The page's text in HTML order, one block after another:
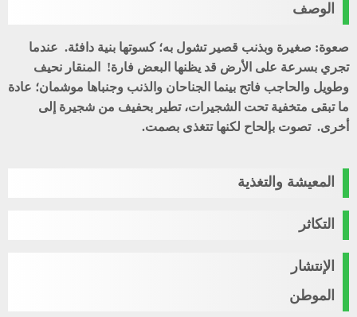
الوصف
صعوة: صغيرة وبذنب قصير تشول به؛ كسوتها بنية دافئة. عندما
تجري بسرعة على الأرض قد يظنها البعض فارة! المنقار نحيف
وطويل والحاجب فاتح بينما الجناحان والذنب وجنباها موشمان؛ عادة
ما تبقى متخفية تحت الشجيرات، تطير بحفيف من شجيرة إلى
أخرى. تصوت بإلحاح لكنها تتغذى بصمت.
المعيشة والتغذية
التكاثر
الإنتشار
الموطن